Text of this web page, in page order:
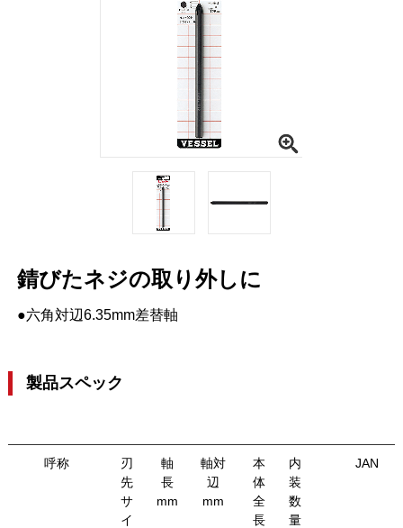
錆びたネジの取り外しに
●六角対辺6.35mm差替軸
製品スペック
呼称
刃
先
サ
イ
軸
長
mm
軸対
辺
mm
本
体
全
長
内
装
数
量
JAN